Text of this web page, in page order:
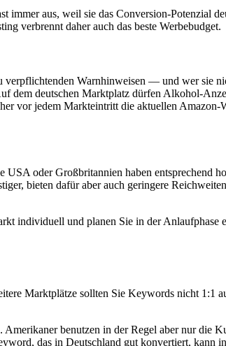
immer aus, weil sie das Conversion-Potenzial
verbrennt daher auch das beste Werbebudget.
Warnhinweisen — und wer sie
dem deutschen Marktplatz dürfen Alkohol-
vor jedem Markteintritt die aktuellen
oder Großbritannien haben entsprechend
bieten dafür aber auch geringere
individuell und planen Sie in der Anlaufphase
Marktplätze sollten Sie Keywords nicht 1:1
benutzen in der Regel aber nur die
das in Deutschland gut konvertiert, kann